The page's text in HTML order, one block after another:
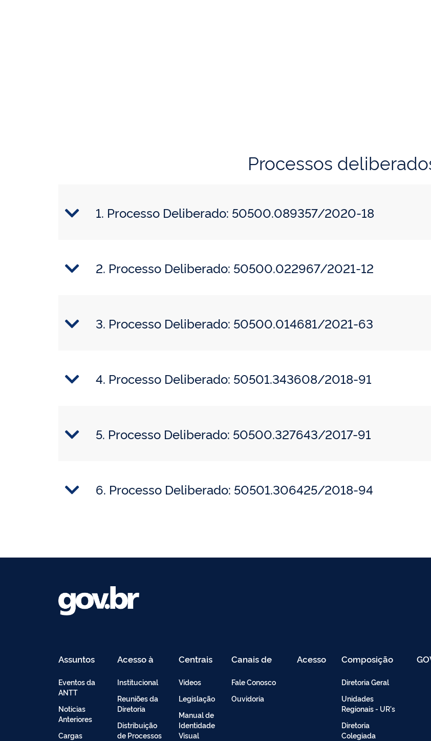
Processos
1. Processo Deliberado: 50500.089357/2020-18
2. Processo Deliberado: 50500.022967/2021-12
3. Processo Deliberado: 50500.014681/2021-63
4. Processo Deliberado: 50501.343608/2018-91
5. Processo Deliberado: 50500.327643/2017-91
6. Processo Deliberado: 50501.306425/2018-94
Assuntos
Eventos da
ANTT
Noticias
Anteriores
Cargas
Acesso à
Institucional
Reuniões da
Diretoria
Distribuição
de Processos
Centrais
Vídeos
Legislação
Manual de
Identidade
Visual
Canais de
Fale Conosco
Ouvidoria
Acesso Composição
Diretoria Geral
Unidades
Regionais - UR's
Diretoria
Colegiada